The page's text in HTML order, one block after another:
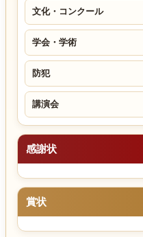
文化・コンクール
学会・学術
防犯
講演会
感謝状
賞状